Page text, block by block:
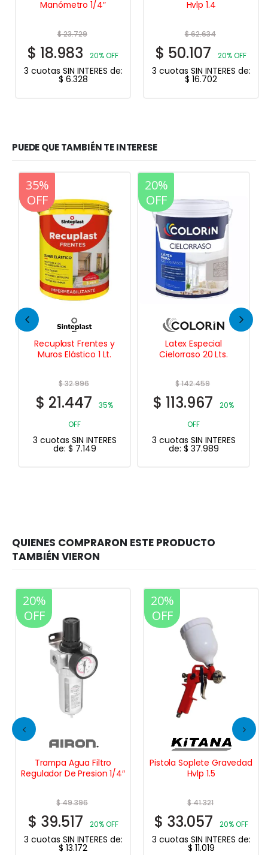
Manómetro 1/4″
$23.729
$ 18.983 20% OFF
3 cuotas SIN INTERES de:
$ 6.328
Hvlp 1.4
$62.634
$ 50.107 20% OFF
3 cuotas SIN INTERES de:
$ 16.702
PUEDE QUE TAMBIÉN TE INTERESE
20%
OFF
35%
OFF
Recuplast Frentes y
Muros Elástico 1 Lt.
$32.996
$ 21.447
35%
OFF
3 cuotas SIN INTERES
de: $ 7.149
20%
OFF
Latex Especial
Cielorraso 20 Lts.
$142.459
$ 113.967
20%
OFF
3 cuotas SIN INTERES
de: $ 37.989
20%
OFF
Trampa Agua Filtro
Regulador De Presion 1/4″
$49.396
$ 39.517 20% OFF
3 cuotas SIN INTERES de:
$ 13.172
20%
OFF
Pistola Soplete Gravedad
Hvlp 1.5
$41.321
$ 33.057 20% OFF
3 cuotas SIN INTERES de:
$ 11.019